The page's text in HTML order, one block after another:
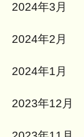
2024年3月
2024年2月
2024年1月
2023年12月